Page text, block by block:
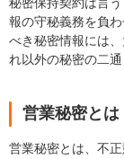
報の守秘義務を負
べき秘密情報には
れ以外の秘密の二通
営業秘密とは
営業秘密とは、不